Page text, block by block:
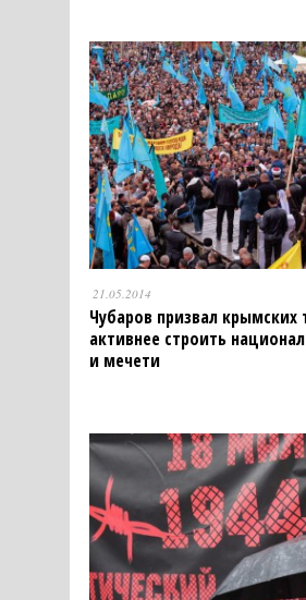
21.05.2014
Чубаров призвал крымских
активнее строить
и мечети